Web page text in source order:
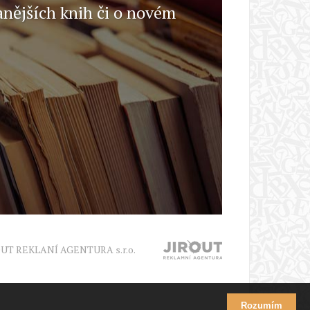
knih či o novém
REKLANÍ AGENTURA s.r.o.
Rozumím